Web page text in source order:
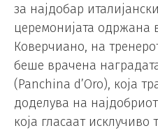
за најдобар
церемонијата одржана
Коверчиано, на
беше врачена
(Panchina d’Oro), која
доделува на
која гласаат исклучиво